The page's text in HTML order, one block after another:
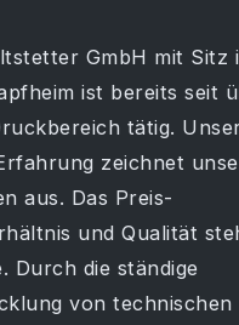
GmbH mit Sitz
ist bereits seit
tätig.
zeichnet
aus. Das Preis-
und Qualität
Durch die ständige
von technischen